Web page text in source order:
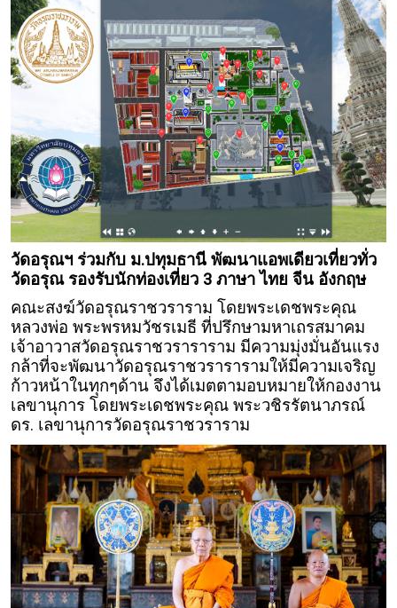
วัดอรุณฯ ร่วมกับ ม.ปทุมธานี พัฒนาแอพเดียวเที่ยวทั่ว
วัดอรุณ รองรับนักท่องเที่ยว 3 ภาษา ไทย จีน อังกฤษ
คณะสงฆ์วัดอรุณราชวราราม โดยพระเดชพระคุณ
หลวงพ่อ พระพรหมวัชรเมธี ที่ปรึกษามหาเถรสมาคม
เจ้าอาวาสวัดอรุณราชวราราราม มีความมุ่งมั่นอันแรง
กล้าที่จะพัฒนาวัดอรุณราชวรารารามให้มีความเจริญ
ก้าวหน้าในทุกๆด้าน จึงได้เมตตามอบหมายให้กองงาน
เลขานุการ โดยพระเดชพระคุณ พระวชิรรัตนาภรณ์
ดร. เลขานุการวัดอรุณราชวราราม